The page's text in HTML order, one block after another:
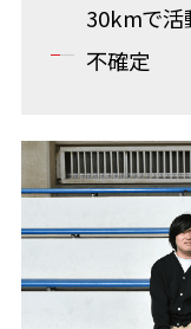
30kmで活
不確定